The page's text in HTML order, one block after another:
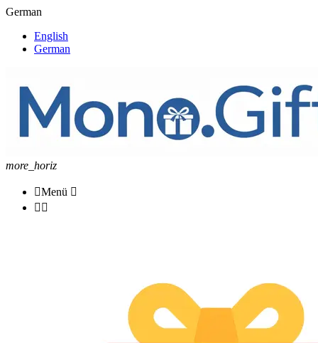
German
English
German
more_horiz
Menü 
 